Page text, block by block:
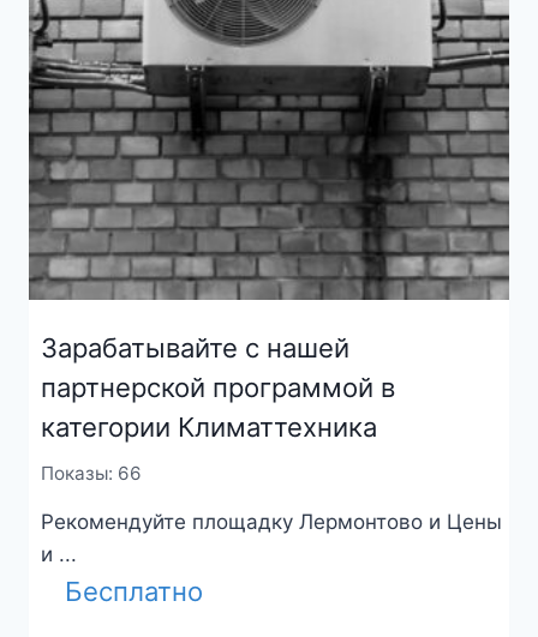
Зарабатывайте с нашей
партнерской программой в
категории Климаттехника
Показы: 66
Рекомендуйте площадку Лермонтово и Цены
и ...
Бесплатно